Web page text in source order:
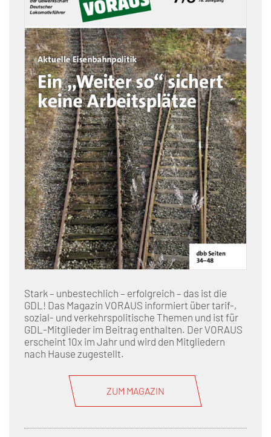
Stark – unbestechlich – erfolgreich – das ist die
GDL! Das Magazin VORAUS informiert über tarif-,
sozial- und verkehrspolitische Themen und ist für
GDL-Mitglieder im Beitrag enthalten. Der VORAUS
erscheint 10x im Jahr und wird den Mitgliedern
nach Hause zugestellt.
ZUM MAGAZIN